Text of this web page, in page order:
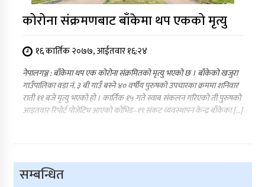
कोरोना संक्रमणबाट बाँकेमा थप एकको मृत्यु
१६ कार्तिक २०७७, आईतवार १६:२४
नेपालगञ्ज : बाँकेमा थप एक कोरोना संक्रमितको मृत्यु भएको छ । बाँकेको खजुरा
गाउँपालिका वडा नं. ३ बी गाउँ बस्ने ४० वर्षीय पुरुषको उपचारका क्रममा शनिवार
राती ११ बजे मृत्यु भएको हो । कार्तिक १५ गते स्वाब संकलन गरिएको ती पुरुषको
आइतवार रिपोर्ट पोजेटिभ आएको कोभिड–१९ संकट व्यवस्थापन केन्द्र बाँकेका […]
सम्बन्धित